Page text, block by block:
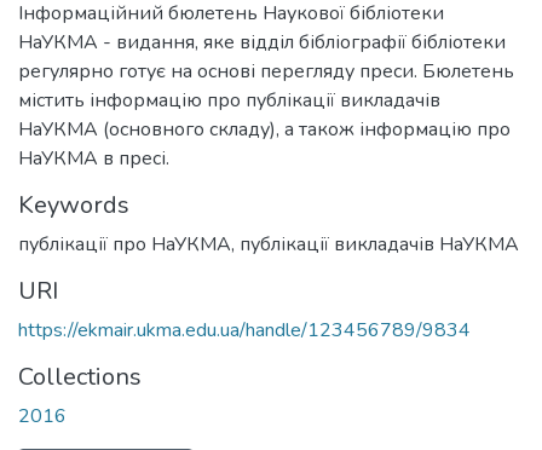
Інформаційний бюлетень Наукової бібліотеки
НаУКМА - видання, яке відділ бібліографії бібліотеки
регулярно готує на основі перегляду преси. Бюлетень
містить інформацію про публікації викладачів
НаУКМА (основного складу), а також інформацію про
НаУКМА в пресі.
Keywords
публікації про НаУКМА, публікації викладачів НаУКМА
URI
https://ekmair.ukma.edu.ua/handle/123456789/9834
Collections
2016